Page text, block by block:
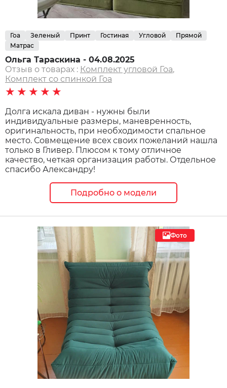
Гоа Зеленый Принт Гостиная Угловой
Прямой
Матрас
Ольга Тараскина - 04.08.2025
Отзыв о товарах : Комплект угловой Гоа,
Комплект со спинкой Гоа
★★★★★
Долга искала диван - нужны были
индивидуальные размеры, маневренность,
оригинальность, при необходимости спальное
место. Совмещение всех своих пожеланий нашла
только в Гливер. Плюсом к тому отличное
качество, четкая организация работы. Отдельное
спасибо Александру!
Подробно о модели
Фото